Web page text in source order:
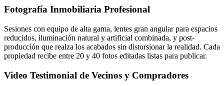
Fotografía Inmobiliaria Profesional
Sesiones con equipo de alta gama, lentes gran angular para espacios
reducidos, iluminación natural y artificial combinada, y post-
producción que realza los acabados sin distorsionar la realidad. Cada
propiedad recibe entre 20 y 40 fotos editadas listas para publicar.
Video Testimonial de Vecinos y Compradores